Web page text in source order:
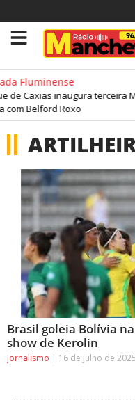
Fluminense
de Caxias inaugura terceira
com Belford Roxo
Brasil goleia Bolívia
show de Kerolin
Jornalismo 16 de julho de 2025